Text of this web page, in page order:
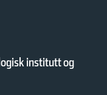
institutt og